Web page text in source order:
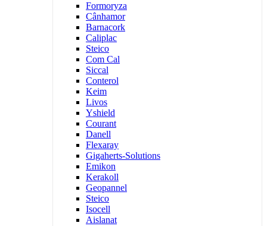
Formoryza
Cânhamor
Barnacork
Caliplac
Steico
Com Cal
Siccal
Conterol
Keim
Livos
Yshield
Courant
Danell
Flexaray
Gigaherts-Solutions
Emikon
Kerakoll
Geopannel
Steico
Isocell
Aislanat